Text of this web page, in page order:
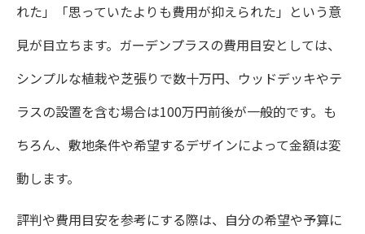
れた」「思っていたよりも費用が抑えられた」という意
見が目立ちます。ガーデンプラスの費用目安としては、
シンプルな植栽や芝張りで数十万円、ウッドデッキやテ
ラスの設置を含む場合は100万円前後が一般的です。も
ちろん、敷地条件や希望するデザインによって金額は変
動します。
評判や費用目安を参考にする際は、自分の希望や予算に